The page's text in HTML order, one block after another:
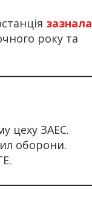
зазнала
року та
цеху ЗАЕС.
оборони.